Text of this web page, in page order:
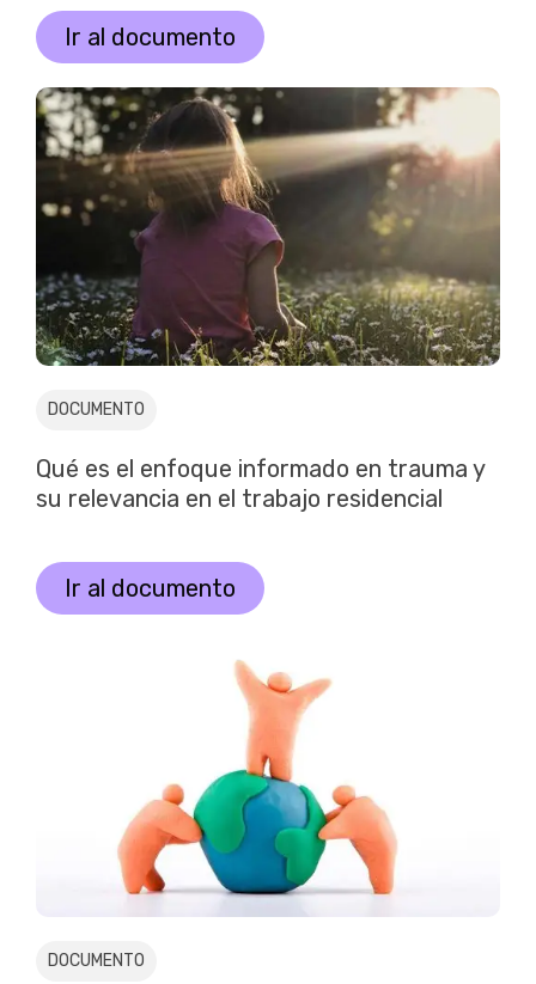
Ir al documento
DOCUMENTO
Qué es el enfoque informado en trauma y
su relevancia en el trabajo residencial
Ir al documento
DOCUMENTO